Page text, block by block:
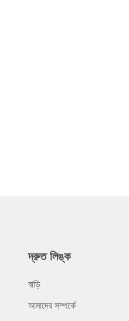
দ্রুত লিঙ্ক
বাড়ি
আমাদের সম্পর্কে